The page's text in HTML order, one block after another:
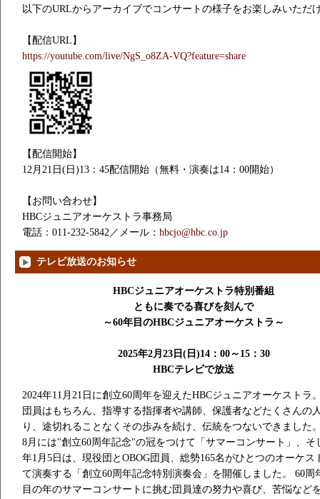
以下のURLからアーカイブでコンサートの様子をお楽しみいただ
【配信URL】
https://youtube.com/live/NgS_o8ZA-VQ?feature=share
【配信開始】
12月21日(日)13：45配信開始（無料・演奏は14：00開始）
【お問い合わせ】
HBCジュニアオーケストラ事務局
電話：011-232-5842／メール： hbcjo@hbc.co.jp
テレビ放送のお知らせ
HBCジュニアオーケストラ特別番組
ともに奏でる喜びを刻んで
～60年目のHBCジュニアオーケストラ～
2025年2月23日(日)14：00～15：30
HBCテレビで放送
2024年11月21日に創立60周年を迎えたHBCジュニアオーケストラ
団員はもちろん、指導する指揮者や講師、保護者などたくさんの
り、途切れることなくその歩みを続け、伝統をつないできました
8月には"創立60周年記念"の冠をつけて「サマーコンサート」、そ
年1月5日は、現役団とOBOG団員、総勢165名がひとつのオーケス
て演奏する「創立60周年記念特別演奏会」を開催しました。 60周
目の年のサマーコンサートに挑む団員達の努力や喜び、苦悩など